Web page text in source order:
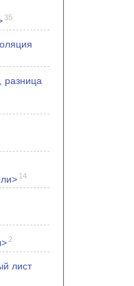
35
разница
14
2
лист